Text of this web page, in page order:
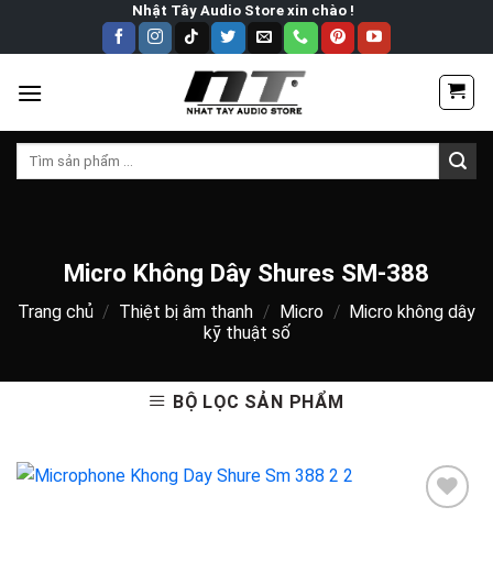
Nhật Tây Audio Store xin chào !
Tìm
Micro Không Dây Shures SM-388
Trang chủ / Thiệt bị âm thanh / Micro /
Micro không dây
kỹ thuật số
BỘ LỌC SẢN PHẨM